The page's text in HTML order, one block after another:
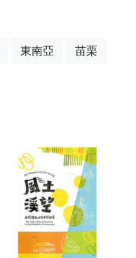
東南亞 苗栗